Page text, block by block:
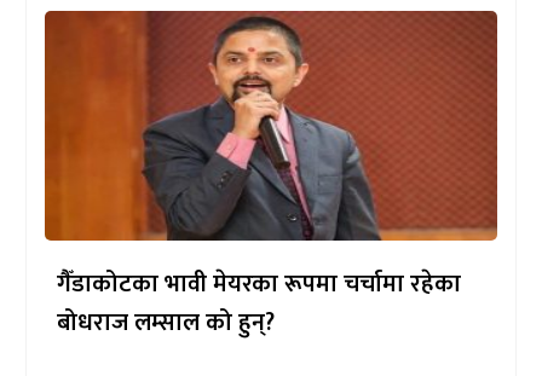
गैँडाकोटका भावी मेयरका रूपमा चर्चामा रहेका
बोधराज लम्साल को हुन्?